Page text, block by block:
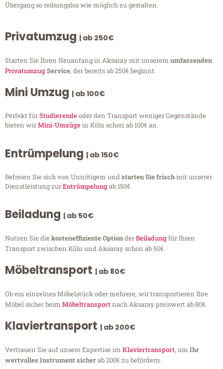
Übergang so reibungslos wie möglich zu gestalten.
Privatumzug | ab 250€
Starten Sie Ihren Neuanfang in Aksaray mit unserem umfassenden
PrivatumzugService, der bereits ab 250€ beginnt.
Mini Umzug | ab 100€
Perfekt fürStudierendeoder den Transport weniger Gegenstände
bieten wirMini-Umzügein Köln schon ab 100€ an.
Entrümpelung | ab 150€
Befreien Sie sich von Unnötigem undstarten Sie frischmit unserer
Dienstleistung zurEntrümpelungab 150€.
Beiladung | ab 50€
Nutzen Sie diekosteneffiziente OptionderBeiladungfür Ihren
Transport zwischen Köln und Aksaray schon ab 50€.
Möbeltransport | ab 80€
Ob ein einzelnes Möbelstück oder mehrere, wir transportieren Ihre
Möbel sicher beim Möbeltransportnach Aksaray preiswert ab 80€.
Klaviertransport | ab 200€
Vertrauen Sie auf unsere Expertise im Klaviertransport, um Ihr
wertvolles Instrument sicherab 200€ zu befördern.